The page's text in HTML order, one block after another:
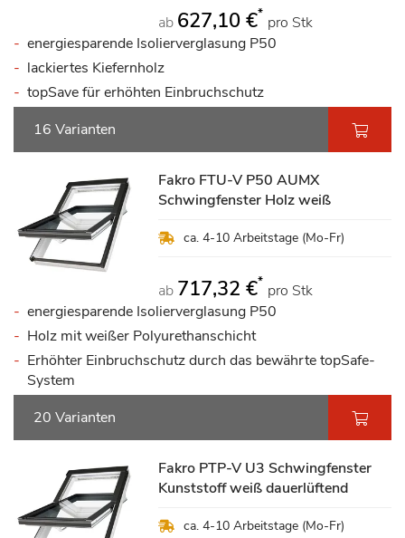
ab 627,10 €* pro Stk
energiesparende Isolierverglasung P50
lackiertes Kiefernholz
topSave für erhöhten Einbruchschutz
16 Varianten
Fakro FTU-V P50 AUMX
Schwingfenster Holz weiß
ca. 4-10 Arbeitstage (Mo-Fr)
ab 717,32 €* pro Stk
energiesparende Isolierverglasung P50
Holz mit weißer Polyurethanschicht
Erhöhter Einbruchschutz durch das bewährte topSafe-
System
20 Varianten
Fakro PTP-V U3 Schwingfenster
Kunststoff weiß dauerlüftend
ca. 4-10 Arbeitstage (Mo-Fr)